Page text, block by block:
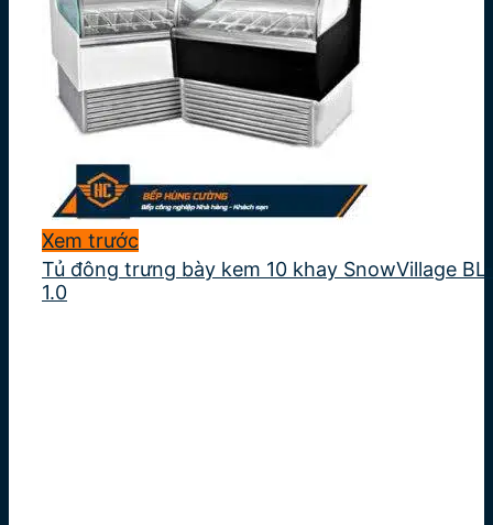
Xem trước
Tủ đông trưng bày kem 10 khay SnowVillage BL-
1.0